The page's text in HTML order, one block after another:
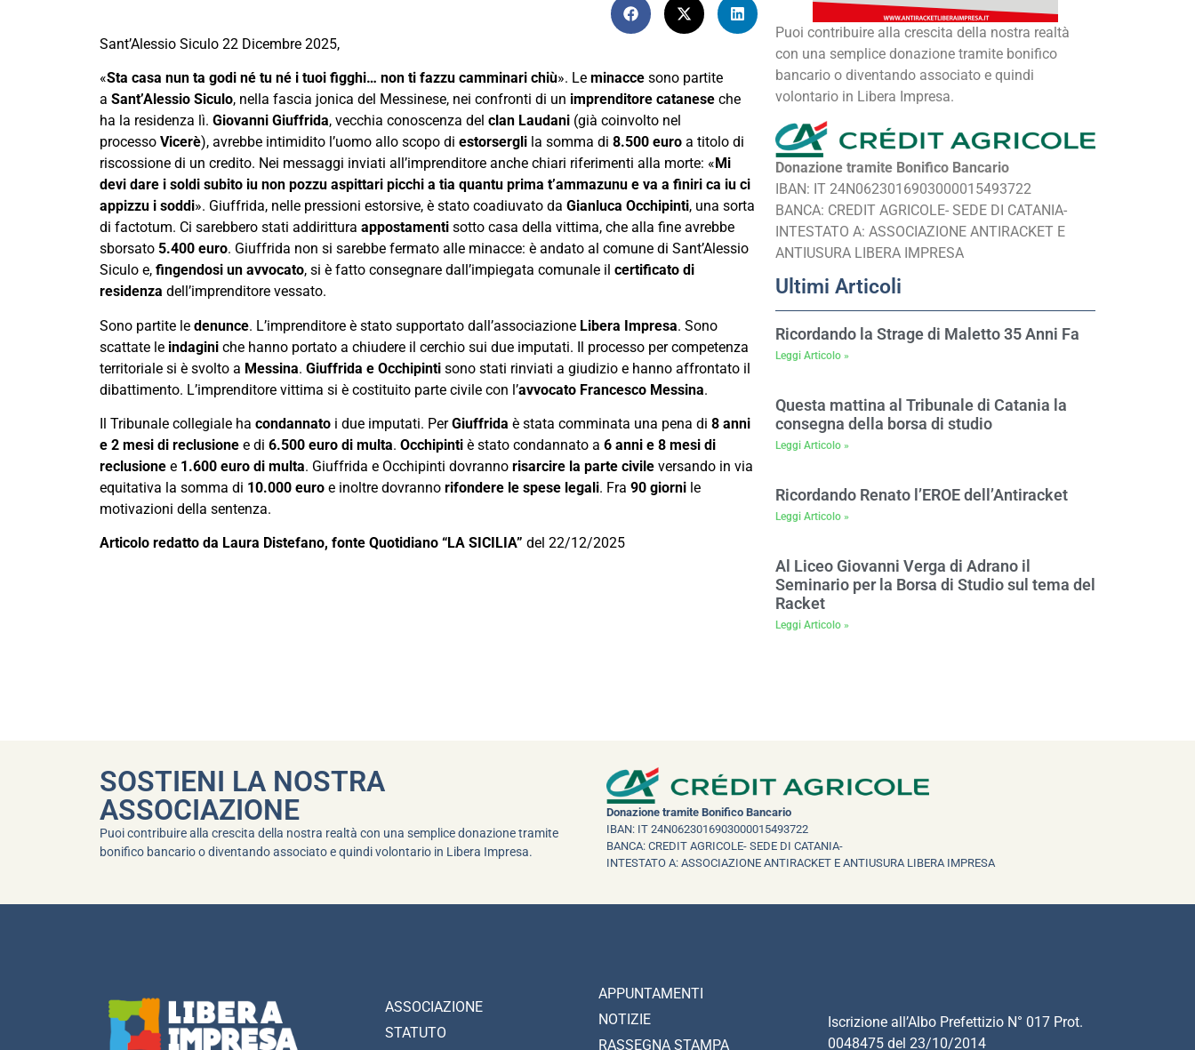
Sant’Alessio Siculo 22 Dicembre 2025,
«Sta casa nun ta godi né tu né i tuoi figghi… non ti fazzu camminari chiù». Le minacce sono partite
a Sant’Alessio Siculo, nella fascia jonica del Messinese, nei confronti di un imprenditore catanese che
ha la residenza lì. Giovanni Giuffrida, vecchia conoscenza del clan Laudani (già coinvolto nel
processo Vicerè), avrebbe intimidito l’uomo allo scopo di estorsergli la somma di 8.500 euro a titolo di
riscossione di un credito. Nei messaggi inviati all’imprenditore anche chiari riferimenti alla morte: « Mi
devi dare i soldi subito iu non pozzu aspittari picchi a tia quantu prima t’ammazunu e va a finiri ca iu ci
appizzu i soddi». Giuffrida, nelle pressioni estorsive, è stato coadiuvato da Gianluca Occhipinti, una sorta
di factotum. Ci sarebbero stati addirittura appostamenti sotto casa della vittima, che alla fine avrebbe
sborsato 5.400 euro. Giuffrida non si sarebbe fermato alle minacce: è andato al comune di Sant’Alessio
Siculo e, fingendosi un avvocato, si è fatto consegnare dall’impiegata comunale il certificato di
residenza dell’imprenditore vessato.
Sono partite le denunce. L’imprenditore è stato supportato dall’associazione Libera Impresa. Sono
scattate le indagini che hanno portato a chiudere il cerchio sui due imputati. Il processo per competenza
territoriale si è svolto a Messina. Giuffrida e Occhipinti sono stati rinviati a giudizio e hanno affrontato il
dibattimento. L’imprenditore vittima si è costituito parte civile con l’avvocato Francesco Messina.
Il Tribunale collegiale ha condannato i due imputati. PerGiuffrida è stata comminata una pena di 8 anni
e 2 mesi di reclusione e di 6.500 euro di multa. Occhipinti è stato condannato a 6 anni e 8 mesi di
reclusione e 1.600 euro di multa. Giuffrida e Occhipinti dovranno risarcire la parte civile versando in via
equitativa la somma di 10.000 euro e inoltre dovranno rifondere le spese legali. Fra 90 giorni le
motivazioni della sentenza.
Articolo redatto da Laura Distefano, fonte Quotidiano “LA SICILIA” del 22/12/2025
Puoi contribuire alla crescita della nostra realtà
con una semplice donazione tramite bonifico
bancario o diventando associato e quindi
volontario in Libera Impresa.
Donazione tramite Bonifico Bancario
IBAN: IT 24N0623016903000015493722
BANCA: CREDIT AGRICOLE- SEDE DI CATANIA-
INTESTATO A: ASSOCIAZIONE ANTIRACKET E
ANTIUSURA LIBERA IMPRESA
Ultimi Articoli
Ricordando la Strage di Maletto 35 Anni Fa
Leggi Articolo »
Questa mattina al Tribunale di Catania la
consegna della borsa di studio
Leggi Articolo »
Ricordando Renato l’EROE dell’Antiracket
Leggi Articolo »
Al Liceo Giovanni Verga di Adrano il
Seminario per la Borsa di Studio sul tema del
Racket
Leggi Articolo »
SOSTIENI LA NOSTRA
ASSOCIAZIONE
Puoi contribuire alla crescita della nostra realtà con una semplice donazione tramite
bonifico bancario o diventando associato e quindi volontario in Libera Impresa.
Donazione tramite Bonifico Bancario
IBAN: IT 24N0623016903000015493722
BANCA: CREDIT AGRICOLE- SEDE DI CATANIA-
INTESTATO A: ASSOCIAZIONE ANTIRACKET E ANTIUSURA LIBERA IMPRESA
ASSOCIAZIONE
STATUTO
APPUNTAMENTI
NOTIZIE
RASSEGNA STAMPA
Iscrizione all’Albo Prefettizio N° 017 Prot.
0048475 del 23/10/2014